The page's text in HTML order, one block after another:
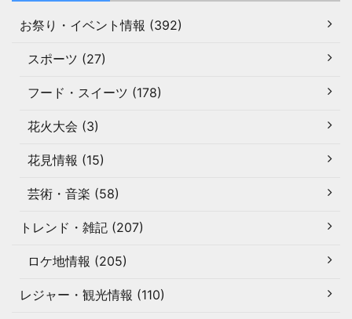
お祭り・イベント情報 (392)
スポーツ (27)
フード・スイーツ (178)
花火大会 (3)
花見情報 (15)
芸術・音楽 (58)
トレンド・雑記 (207)
ロケ地情報 (205)
レジャー・観光情報 (110)